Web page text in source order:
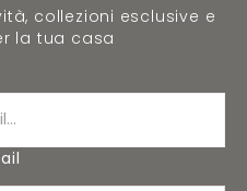
collezioni esclusive e
la tua casa